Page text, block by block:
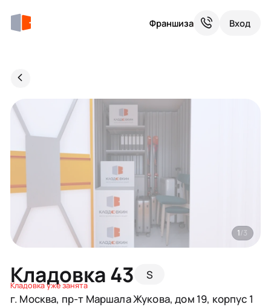
Франшиза Вход
Кладовка 43 S
Кладовка уже занята
г. Москва, пр-т Маршала Жукова, дом 19, корпус 1
1/3